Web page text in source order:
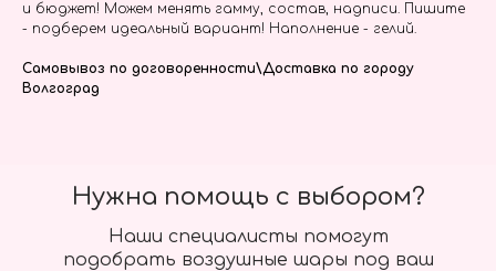
и бюджет! Можем менять гамму, состав, надписи. Пишите
- подберем идеальный вариант! Наполнение - гелий.
Самовывоз по договоренности\Доставка по городу
Волгоград
Наши специалисты помогут
подобрать воздушные шары под ваш
Нужна помощь с выбором?